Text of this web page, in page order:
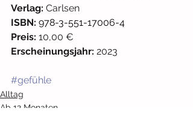
Verlag: Carlsen
ISBN: 978-3-551-17006-4
Preis: 10,00 €
Erscheinungsjahr: 2023
#gefühle
Alltag
Ab 12 Monaten